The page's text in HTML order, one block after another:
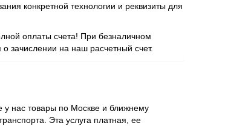
конкретной технологии и реквизиты для
оплаты счета! При безналичном
зачислении на наш расчетный счет.
нас товары по Москве и ближнему
Эта услуга платная, ее